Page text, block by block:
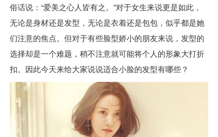
俗话说：“爱美之心人皆有之。”对于女生来说更是如此，
无论是身材还是发型，无论是衣着还是包包，似乎都是她
们注意的焦点。但对于有些脸型娇小的朋友来说，发型的
选择却是一个难题，稍不注意就可能将个人的形象大打折
扣。因此今天来给大家说说适合小脸的发型有哪些？